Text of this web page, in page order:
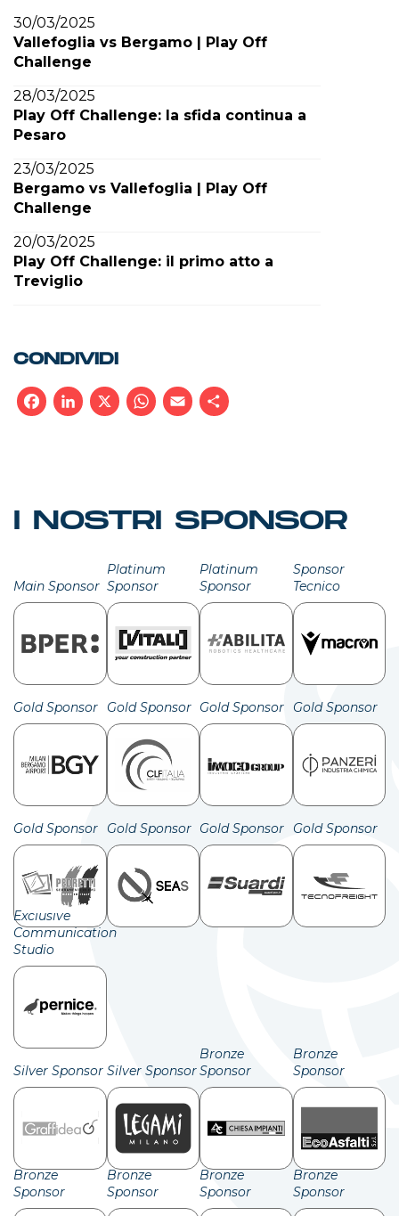
30/03/2025
Vallefoglia vs Bergamo | Play Off
Challenge
28/03/2025
Play Off Challenge: la sfida continua a
Pesaro
23/03/2025
Bergamo vs Vallefoglia | Play Off
Challenge
20/03/2025
Play Off Challenge: il primo atto a
Treviglio
CONDIVIDI
I NOSTRI SPONSOR
Main Sponsor
Platinum
Sponsor
Platinum
Sponsor
Sponsor
Tecnico
Gold Sponsor Gold Sponsor Gold Sponsor Gold Sponsor
Gold Sponsor Gold Sponsor Gold Sponsor Gold Sponsor
Exclusive
Communication
Studio
Silver Sponsor Silver Sponsor
Bronze
Sponsor
Bronze
Sponsor
Bronze
Sponsor
Bronze
Sponsor
Bronze
Sponsor
Bronze
Sponsor